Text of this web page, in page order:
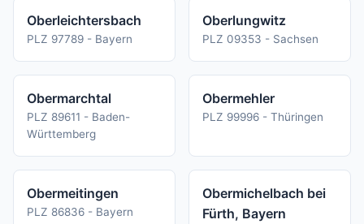
Oberleichtersbach
PLZ 97789 - Bayern
Oberlungwitz
PLZ 09353 - Sachsen
Obermarchtal
PLZ 89611 - Baden-
Württemberg
Obermehler
PLZ 99996 - Thüringen
Obermeitingen
PLZ 86836 - Bayern
Obermichelbach bei
Fürth, Bayern